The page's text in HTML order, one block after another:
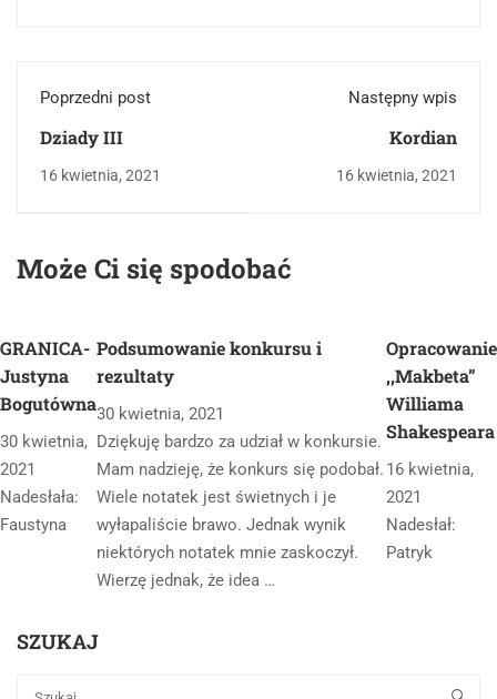
Poprzedni post
Dziady III
16 kwietnia, 2021
Następny wpis
Kordian
16 kwietnia, 2021
Może Ci się spodobać
GRANICA-
Justyna
Bogutówna
30 kwietnia,
2021
Nadesłała:
Faustyna
Podsumowanie konkursu i
rezultaty
30 kwietnia, 2021
Dziękuję bardzo za udział w konkursie.
Mam nadzieję, że konkurs się podobał.
Wiele notatek jest świetnych i je
wyłapaliście brawo. Jednak wynik
niektórych notatek mnie zaskoczył.
Wierzę jednak, że idea …
Opracowanie
,,Makbeta”
Williama
Shakespeara
16 kwietnia,
2021
Nadesłał:
Patryk
SZUKAJ